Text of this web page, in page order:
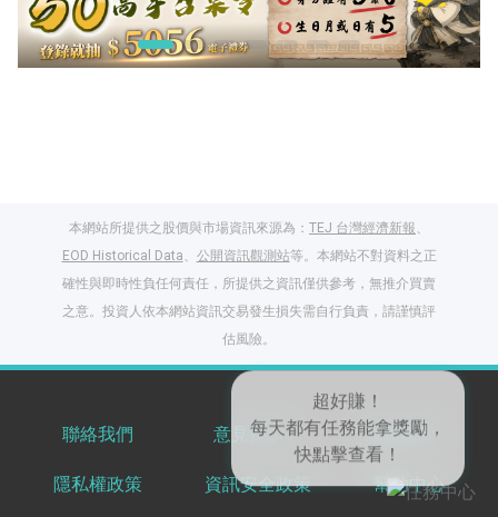
本網站所提供之股價與市場資訊來源為： TEJ 台灣經濟新報、
EOD Historical Data、 公開資訊觀測站等。本網站不對資料之正
確性與即時性負任何責任，所提供之資訊僅供參考，無推介買賣
之意。投資人依本網站資訊交易發生損失需自行負責，請謹慎評
估風險。
聯絡我們 意見反饋 服務條款
隱私權政策 資訊安全政策 幫助中心
任一文章
出國就缺這咖？股